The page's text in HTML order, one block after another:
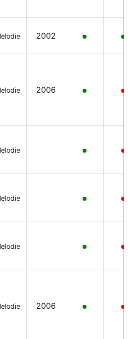
2002
2006
2006